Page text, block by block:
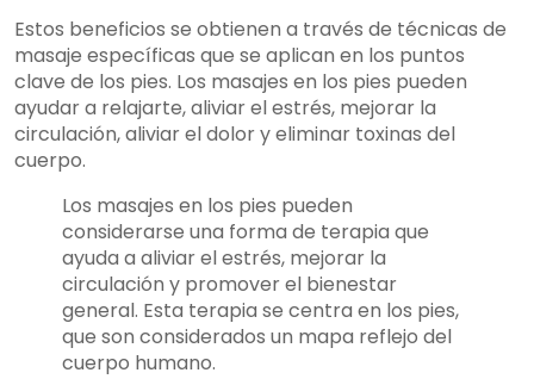
Estos beneficios se obtienen a través de técnicas de
masaje específicas que se aplican en los puntos
clave de los pies. Los masajes en los pies pueden
ayudar a relajarte, aliviar el estrés, mejorar la
circulación, aliviar el dolor y eliminar toxinas del
cuerpo.
Los masajes en los pies pueden
considerarse una forma de terapia que
ayuda a aliviar el estrés, mejorar la
circulación y promover el bienestar
general. Esta terapia se centra en los pies,
que son considerados un mapa reflejo del
cuerpo humano.